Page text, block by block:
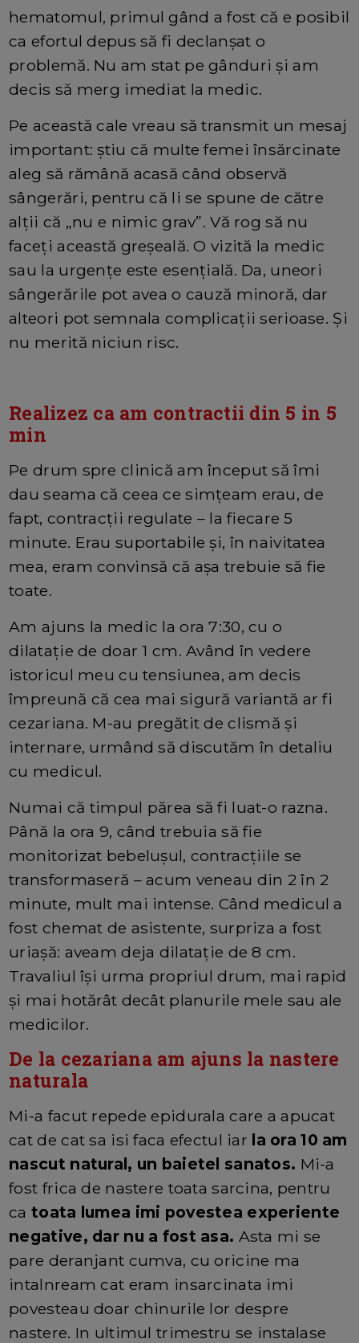
hematomul, primul gând a fost că e posibil
ca efortul depus să fi declanșat o
problemă. Nu am stat pe gânduri și am
decis să merg imediat la medic.
Pe această cale vreau să transmit un mesaj
important: știu că multe femei însărcinate
aleg să rămână acasă când observă
sângerări, pentru că li se spune de către
alții că „nu e nimic grav”. Vă rog să nu
faceți această greșeală. O vizită la medic
sau la urgențe este esențială. Da, uneori
sângerările pot avea o cauză minoră, dar
alteori pot semnala complicații serioase. Și
nu merită niciun risc.
Realizez ca am contractii din 5 in 5
min
Pe drum spre clinică am început să îmi
dau seama că ceea ce simțeam erau, de
fapt, contracții regulate – la fiecare 5
minute. Erau suportabile și, în naivitatea
mea, eram convinsă că așa trebuie să fie
toate.
Am ajuns la medic la ora 7:30, cu o
dilatație de doar 1 cm. Având în vedere
istoricul meu cu tensiunea, am decis
împreună că cea mai sigură variantă ar fi
cezariana. M-au pregătit de clismă și
internare, urmând să discutăm în detaliu
cu medicul.
Numai că timpul părea să fi luat-o razna.
Până la ora 9, când trebuia să fie
monitorizat bebelușul, contracțiile se
transformaseră – acum veneau din 2 în 2
minute, mult mai intense. Când medicul a
fost chemat de asistente, surpriza a fost
uriașă: aveam deja dilatație de 8 cm.
Travaliul își urma propriul drum, mai rapid
și mai hotărât decât planurile mele sau ale
medicilor.
De la cezariana am ajuns la nastere
naturala
Mi-a facut repede epidurala care a apucat
cat de cat sa isi faca efectul iar la ora 10 am
nascut natural, un baietel sanatos. Mi-a
fost frica de nastere toata sarcina, pentru
catoata lumea imi povestea experiente
negative, dar nu a fost asa. Asta mi se
pare deranjant cumva, cu oricine ma
intalnream cat eram insarcinata imi
povesteau doar chinurile lor despre
nastere. In ultimul trimestru se instalase